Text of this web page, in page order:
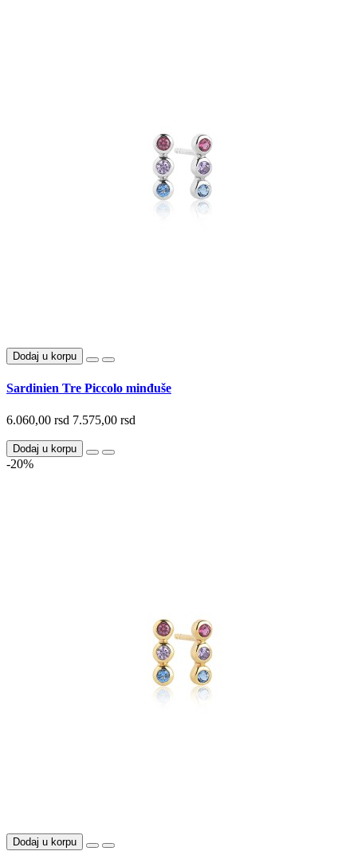
Dodaj u korpu
Sardinien Tre Piccolo minđuše
6.060,00 rsd 7.575,00 rsd
Dodaj u korpu
-20%
Dodaj u korpu